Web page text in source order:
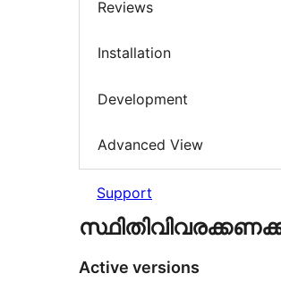
Reviews
Installation
Development
Advanced View
Support
Active versions